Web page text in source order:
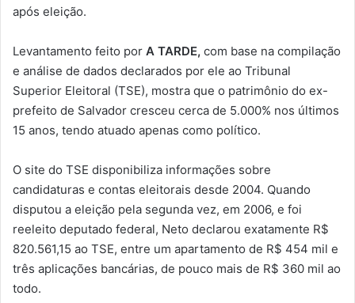
após eleição.
Levantamento feito por A TARDE, com base na compilação
e análise de dados declarados por ele ao Tribunal
Superior Eleitoral (TSE), mostra que o patrimônio do ex-
prefeito de Salvador cresceu cerca de 5.000% nos últimos
15 anos, tendo atuado apenas como político.
O site do TSE disponibiliza informações sobre
candidaturas e contas eleitorais desde 2004. Quando
disputou a eleição pela segunda vez, em 2006, e foi
reeleito deputado federal, Neto declarou exatamente R$
820.561,15 ao TSE, entre um apartamento de R$ 454 mil e
três aplicações bancárias, de pouco mais de R$ 360 mil ao
todo.